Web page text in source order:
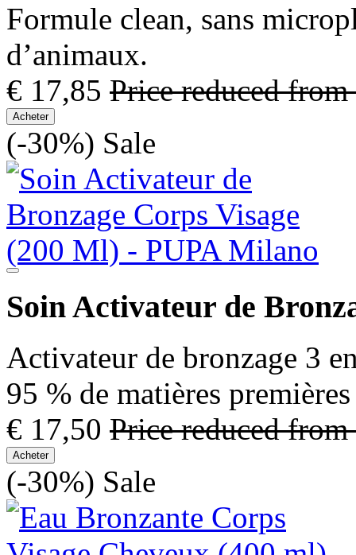
Formule clean, sans
d’animaux.
€ 17,85 Price reduced from
Acheter
(-30%) Sale
Soin Activateur de
Activateur de bronzage 3
95 % de matières
€ 17,50 Price reduced from
Acheter
(-30%) Sale